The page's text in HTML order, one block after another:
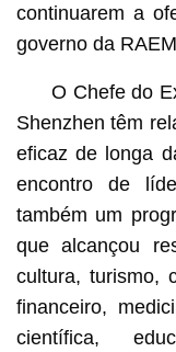
continuarem a
governo da
O Chefe do
Shenzhen têm
eficaz de longa
encontro de
também um
que alcançou
cultura, turismo,
financeiro,
científica,